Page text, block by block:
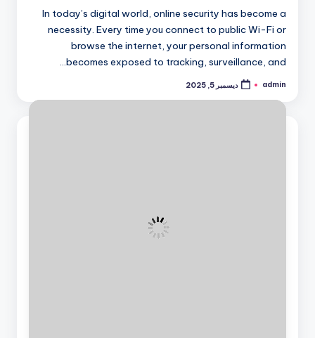
In today’s digital world, online security has become a
necessity. Every time you connect to public Wi-Fi or
browse the internet, your personal information
becomes exposed to tracking, surveillance, and…
تمّ
بواسطة
admin ديسمبر 5, 2025